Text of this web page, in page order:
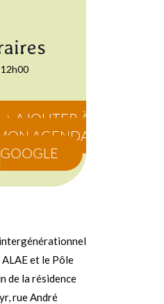
+ AJOUTER À
AGENDA
GOOGLE
ALAE et le Pôle
de la résidence
rue André